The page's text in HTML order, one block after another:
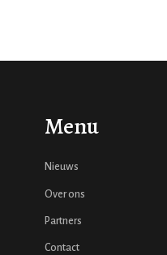
Menu
Nieuws
Over ons
Partners
Contact